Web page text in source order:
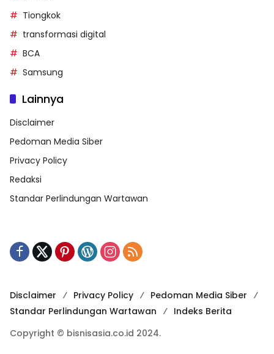
Tiongkok
transformasi digital
BCA
Samsung
Lainnya
Disclaimer
Pedoman Media Siber
Privacy Policy
Redaksi
Standar Perlindungan Wartawan
Disclaimer Privacy Policy
Pedoman Media Siber
Standar Perlindungan Wartawan
Indeks Berita
Copyright © bisnisasia.co.id 2024.